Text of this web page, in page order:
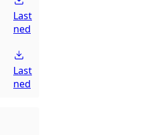
Last
ned
Last
ned